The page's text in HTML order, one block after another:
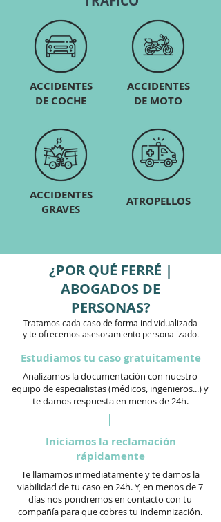
¿POR QUÉ FERRÉ |
ABOGADOS DE
PERSONAS?
Tratamos cada caso de forma individualizada
y te ofrecemos asesoramiento personalizado.
Estudiamos tu caso gratuitamente
Analizamos la documentación con nuestro
equipo de especialistas (médicos, ingenieros...) y
te damos respuesta en menos de 24h.
Iniciamos la reclamación
rápidamente
Te llamamos inmediatamente y te damos la
viabilidad de tu caso en 24h. Y, en menos de 7
días nos pondremos en contacto con tu
compañía para que cobres tu indemnización.
ACCIDENTES
DE COCHE
ACCIDENTES
GRAVES
ACCIDENTES
DE MOTO
ATROPELLOS